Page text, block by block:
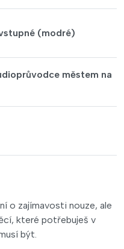
(modré)
městem na
o zajímavosti nouze, ale
které potřebuješ v
být.